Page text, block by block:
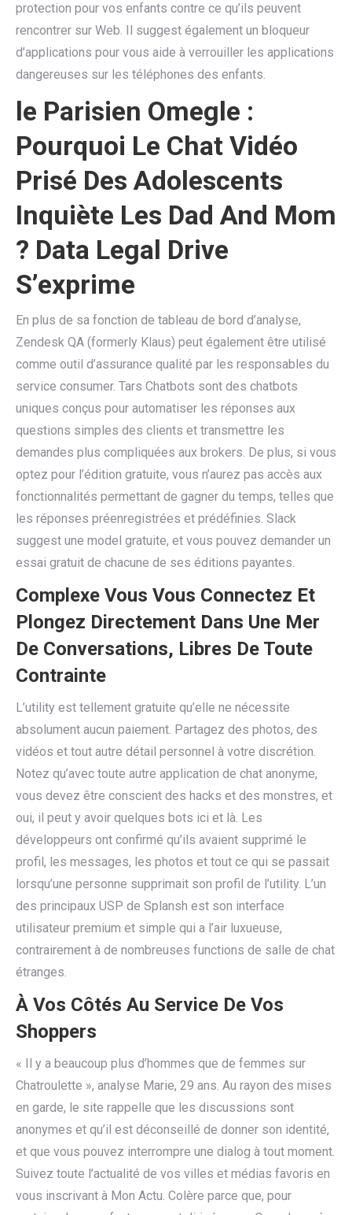
protection pour vos enfants contre ce qu’ils peuvent
rencontrer sur Web. Il suggest également un bloqueur
d’applications pour vous aide à verrouiller les applications
dangereuses sur les téléphones des enfants.
le Parisien Omegle :
Pourquoi Le Chat Vidéo
Prisé Des Adolescents
Inquiète Les Dad And Mom
? Data Legal Drive
S’exprime
En plus de sa fonction de tableau de bord d’analyse,
Zendesk QA (formerly Klaus) peut également être utilisé
comme outil d’assurance qualité par les responsables du
service consumer. Tars Chatbots sont des chatbots
uniques conçus pour automatiser les réponses aux
questions simples des clients et transmettre les
demandes plus compliquées aux brokers. De plus, si vous
optez pour l’édition gratuite, vous n’aurez pas accès aux
fonctionnalités permettant de gagner du temps, telles que
les réponses préenregistrées et prédéfinies. Slack
suggest une model gratuite, et vous pouvez demander un
essai gratuit de chacune de ses éditions payantes.
Complexe Vous Vous Connectez Et
Plongez Directement Dans Une Mer
De Conversations, Libres De Toute
Contrainte
L’utility est tellement gratuite qu’elle ne nécessite
absolument aucun paiement. Partagez des photos, des
vidéos et tout autre détail personnel à votre discrétion.
Notez qu’avec toute autre application de chat anonyme,
vous devez être conscient des hacks et des monstres, et
oui, il peut y avoir quelques bots ici et là. Les
développeurs ont confirmé qu’ils avaient supprimé le
profil, les messages, les photos et tout ce qui se passait
lorsqu’une personne supprimait son profil de l’utility. L’un
des principaux USP de Splansh est son interface
utilisateur premium et simple qui a l’air luxueuse,
contrairement à de nombreuses functions de salle de chat
étranges.
À Vos Côtés Au Service De Vos
Shoppers
« Il y a beaucoup plus d’hommes que de femmes sur
Chatroulette », analyse Marie, 29 ans. Au rayon des mises
en garde, le site rappelle que les discussions sont
anonymes et qu’il est déconseillé de donner son identité,
et que vous pouvez interrompre une dialog à tout moment.
Suivez toute l’actualité de vos villes et médias favoris en
vous inscrivant à Mon Actu. Colère parce que, pour